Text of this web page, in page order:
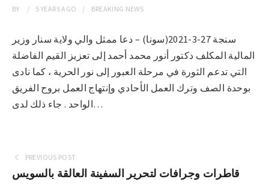
BY 5 YEARSAGO BREAKING NEWS
سنجة 27-3-2021(سونا) – دعا ممثل والي ولاية سنار وزير
المالية المكلف دكتور أنور محمد أحمد إلى تعزيز القيم الفاضلة
التي تدعم الثورة في مرحلة العبور إلى نور الحرية ، كما نادى
بوحدة الصف وترك العمل الأحادي وإنتهاج العمل بروح الفريق
الواحد . جاء ذلك لدى…
PREVIOUS POST
قاطرات وجرافات لتحرير السفينة العالقة بالسويس